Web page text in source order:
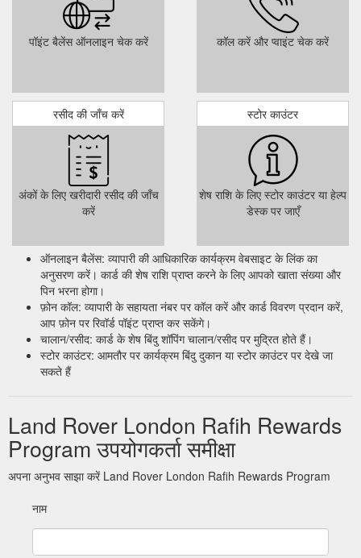
पॉइंट बैलेंस ऑनलाइन चेक करें कॉल करें और प्वाइंट चेक करें
रसीद की जाँच करें
अंकों के लिए खरीदारी रसीद की जाँच
करें
स्टोर काउंटर
शेष राशि के लिए स्टोर काउंटर या हेल्प
डेस्क पर जाएँ
ऑनलाइन बैलेंस: व्यापारी की आधिकारिक कार्यक्रम वेबसाइट के लिंक का
अनुसरण करें। कार्ड की शेष राशि प्राप्त करने के लिए आपको खाता संख्या और
पिन भरना होगा।
फ़ोन कॉल: व्यापारी के सहायता नंबर पर कॉल करें और कार्ड विवरण प्रदान करें,
आप फ़ोन पर रिवॉर्ड पॉइंट प्राप्त कर सकेंगे।
चालान/रसीद: कार्ड के शेष बिंदु शॉपिंग चालान/रसीद पर मुद्रित होते हैं।
स्टोर काउंटर: आमतौर पर कार्यक्रम बिंदु दुकान या स्टोर काउंटर पर देखे जा
सकते हैं
Land Rover London Rafih Rewards
Program उपयोगकर्ता समीक्षा
अपना अनुभव साझा करें Land Rover London Rafih Rewards Program
नाम